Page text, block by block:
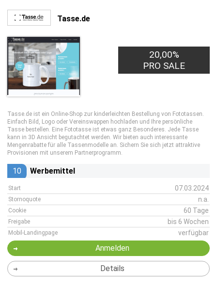
Tasse.de
20,00%
PRO SALE
Tasse.de ist ein Online-Shop zur kinderleichten Bestellung von Fototassen.
Einfach Bild, Logo oder Vereinswappen hochladen und Ihre persönliche
Tasse bestellen. Eine Fototasse ist etwas ganz Besonderes. Jede Tasse
kann in 3D Ansicht begutachtet werden. Wir bieten auch interessante
Mengenrabatte für alle Tassenmodelle an. Sichern Sie sich jetzt attraktive
Provisionen mit unserem Partnerprogramm.
10 Werbemittel
Start 07.03.2024
Stornoquote n.a.
Cookie 60 Tage
Freigabe bis 6 Wochen
Mobil-Landingpage verfügbar
Anmelden
Details